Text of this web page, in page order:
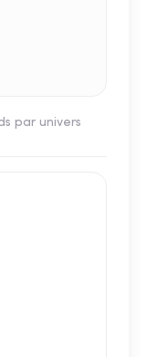
par univers